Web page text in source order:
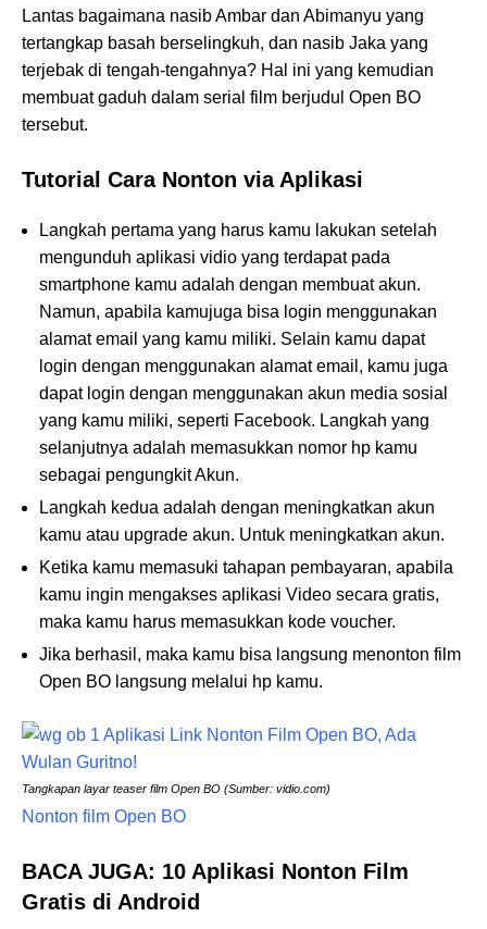
Lantas bagaimana nasib Ambar dan Abimanyu yang
tertangkap basah berselingkuh, dan nasib Jaka yang
terjebak di tengah-tengahnya? Hal ini yang kemudian
membuat gaduh dalam serial film berjudul Open BO
tersebut.
Tutorial Cara Nonton via Aplikasi
Langkah pertama yang harus kamu lakukan setelah
mengunduh aplikasi vidio yang terdapat pada
smartphone kamu adalah dengan membuat akun.
Namun, apabila kamujuga bisa login menggunakan
alamat email yang kamu miliki. Selain kamu dapat
login dengan menggunakan alamat email, kamu juga
dapat login dengan menggunakan akun media sosial
yang kamu miliki, seperti Facebook. Langkah yang
selanjutnya adalah memasukkan nomor hp kamu
sebagai pengungkit Akun.
Langkah kedua adalah dengan meningkatkan akun
kamu atau upgrade akun. Untuk meningkatkan akun.
Ketika kamu memasuki tahapan pembayaran, apabila
kamu ingin mengakses aplikasi Video secara gratis,
maka kamu harus memasukkan kode voucher.
Jika berhasil, maka kamu bisa langsung menonton film
Open BO langsung melalui hp kamu.
Tangkapan layar teaser film Open BO (Sumber: vidio.com)
Nonton film Open BO
BACA JUGA: 10 Aplikasi Nonton Film
Gratis di Android